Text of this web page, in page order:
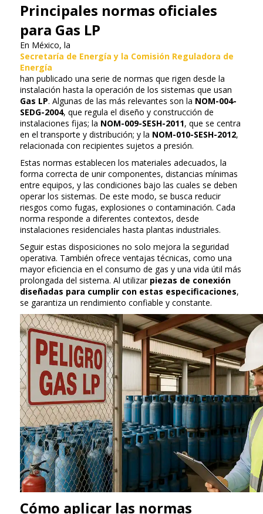
Principales normas oficiales
para Gas LP
En México, la
Secretaría de Energía y la Comisión Reguladora de
Energía
han publicado una serie de normas que rigen desde la
instalación hasta la operación de los sistemas que usan
Gas LP. Algunas de las más relevantes son la NOM-004-
SEDG-2004, que regula el diseño y construcción de
instalaciones fijas; la NOM-009-SESH-2011, que se centra
en el transporte y distribución; y la NOM-010-SESH-2012,
relacionada con recipientes sujetos a presión.
Estas normas establecen los materiales adecuados, la
forma correcta de unir componentes, distancias mínimas
entre equipos, y las condiciones bajo las cuales se deben
operar los sistemas. De este modo, se busca reducir
riesgos como fugas, explosiones o contaminación. Cada
norma responde a diferentes contextos, desde
instalaciones residenciales hasta plantas industriales.
Seguir estas disposiciones no solo mejora la seguridad
operativa. También ofrece ventajas técnicas, como una
mayor eficiencia en el consumo de gas y una vida útil más
prolongada del sistema. Al utilizar piezas de conexión
diseñadas para cumplir con estas especificaciones,
se garantiza un rendimiento confiable y constante.
Cómo aplicar las normas